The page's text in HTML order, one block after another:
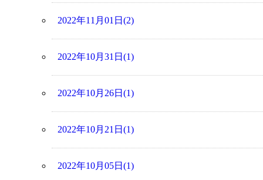
2022年11月01日(2)
2022年10月31日(1)
2022年10月26日(1)
2022年10月21日(1)
2022年10月05日(1)